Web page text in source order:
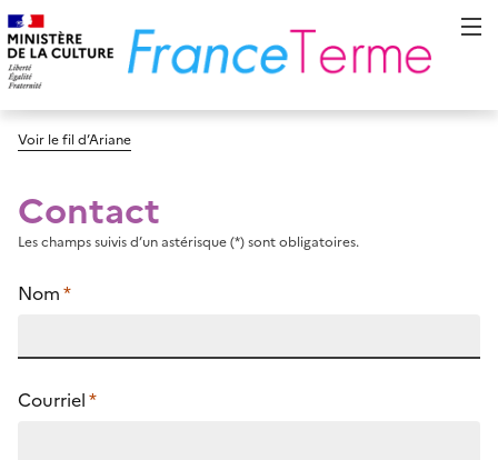
Voir le fil d’Ariane
Contact
Les champs suivis d’un astérisque (*) sont obligatoires.
Nom*
Courriel*